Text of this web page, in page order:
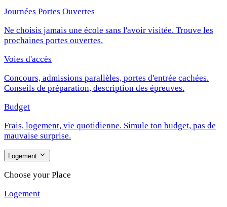
Journées Portes Ouvertes
Ne choisis jamais une école sans l'avoir visitée. Trouve les
prochaines portes ouvertes.
Voies d'accès
Concours, admissions parallèles, portes d'entrée cachées.
Conseils de préparation, description des épreuves.
Budget
Frais, logement, vie quotidienne. Simule ton budget, pas de
mauvaise surprise.
Logement
Choose your Place
Logement